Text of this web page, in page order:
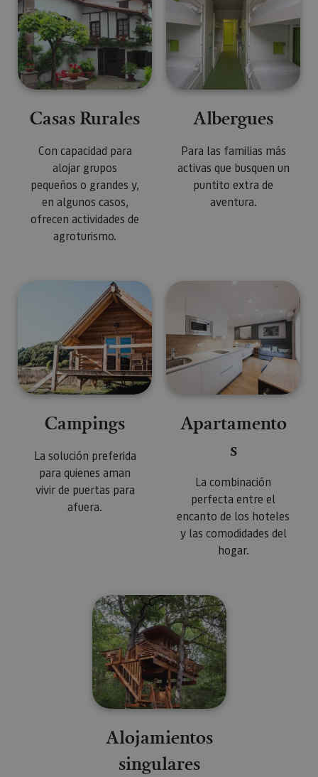
Casas Rurales
Con capacidad para
alojar grupos
pequeños o grandes y,
en algunos casos,
ofrecen actividades de
agroturismo.
Albergues
Para las familias más
activas que busquen un
puntito extra de
aventura.
Campings
La solución preferida
para quienes aman
vivir de puertas para
afuera.
Apartamento
s
La combinación
perfecta entre el
encanto de los hoteles
y las comodidades del
hogar.
Alojamientos
singulares